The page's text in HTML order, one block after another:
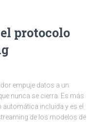
protocolo
empuje datos a un
nunca se cierra. Es más
incluida y es el
de los modelos de